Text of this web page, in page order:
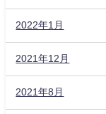
2022年1月
2021年12月
2021年8月